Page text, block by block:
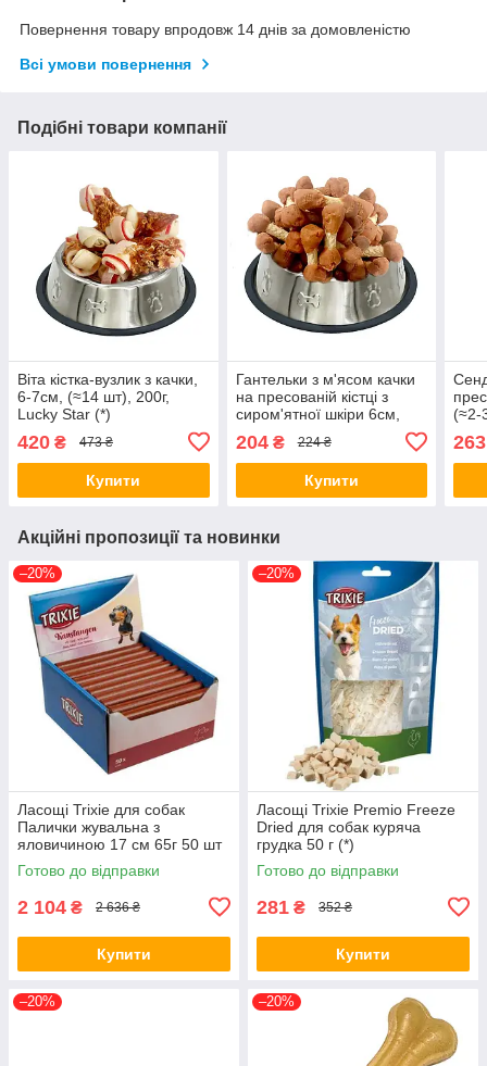
Повернення товару впродовж 14 днів за домовленістю
Всі умови повернення
Подібні товари компанії
Віта кістка-вузлик з качки,
6-7см, (≈14 шт), 200г,
Lucky Star (*)
420 ₴ 473 ₴
Купити
Гантельки з м'яcoм качки
на пресованій кістці з
сиром'ятної шкіри 6см,
(≈14-15шт/уп), 200г, Lucky
Star (*)
204₴ 224 ₴
Купити
(≈2-
263
Акційні пропозиції та новинки
–20%
Ласощі Trixie для собак
Палички жувальна з
яловичиною 17 см 65г 50 шт
(*)
Готово до відправки
2 104 ₴ 2 636 ₴
Купити
–20%
Ласощі Trixie Premio Freeze
Dried для собак куряча
грудка 50 г (*)
Готово до відправки
281 ₴ 352 ₴
Купити
–20% –20%